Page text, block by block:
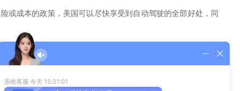
或成本的政策，美国可以尽快享受到自动驾驶的全部好处，同
成本。自动驾驶的好处足够大，能够投入更多的资源来帮助受